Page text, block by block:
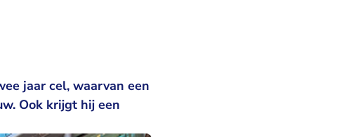
jaar cel, waarvan een
Ook krijgt hij een